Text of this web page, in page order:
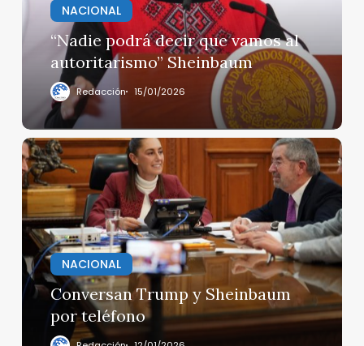
autoritarismo”
Sheinbaum
NACIONAL
“Nadie podrá decir que vamos al
autoritarismo” Sheinbaum
Redacción 15/01/2026
Conversan
Trump
y
Sheinbaum
por
teléfono
NACIONAL
Conversan Trump y Sheinbaum
por teléfono